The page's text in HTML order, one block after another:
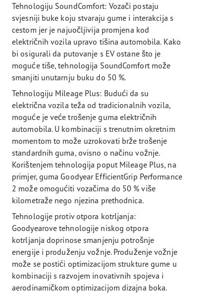
Tehnologiju SoundComfort: Vozači postaju
svjesniji buke koju stvaraju gume i interakcija s
cestom jer je najuočljivija promjena kod
električnih vozila upravo tišina automobila. Kako
bi osigurali da putovanje s EV ostane što je
moguće tiše, tehnologija SoundComfort može
smanjiti unutarnju buku do 50 %.
Tehnologiju Mileage Plus: Budući da su
električna vozila teža od tradicionalnih vozila,
moguće je veće trošenje guma električnih
automobila. U kombinaciji s trenutnim okretnim
momentom to može uzrokovati brže trošenje
standardnih guma, ovisno o načinu vožnje.
Korištenjem tehnologija poput Mileage Plus, na
primjer, guma Goodyear EfficientGrip Performance
2 može omogućiti vozačima do 50 % više
kilometraže nego njezina prethodnica.
Tehnologije protiv otpora kotrljanja:
Goodyearove tehnologije niskog otpora
kotrljanja doprinose smanjenju potrošnje
energije i produženju vožnje. Produženje vožnje
može se postići optimizacijom strukture gume u
kombinaciji s razvojem inovativnih spojeva i
aerodinamičkom optimizacijom dizajna boka.